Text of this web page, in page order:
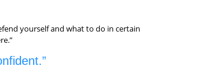
yourself and what to do in certain